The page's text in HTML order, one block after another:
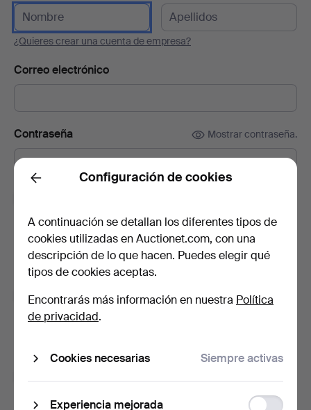
¿Quieres crear una cuenta de empresa?
Correo electrónico
Contraseña Mostrar contraseña.
Auktionskammare.
(opcional)
Incluye, entre otras cosas, catálogos de subastas, invitaciones a
eventos y noticias. Y si cambias de opinión, puedes cancelar la
suscripción fácilmente.
Suscríbete a la newsletter de Auctionet. (opcional)
En ella encontrarás consejos de nuestros expertos, lotes
política
Back Configuración de cookies
A continuación se detallan los diferentes tipos de
cookies utilizadas en Auctionet.com, con una
descripción de lo que hacen. Puedes elegir qué
tipos de cookies aceptas.
Encontrarás más información en nuestra Política
de privacidad.
Cookies necesarias Siempre activas
Experiencia mejorada